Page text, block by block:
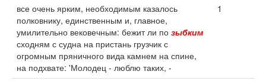
все очень ярким, необходимым казалось
полковнику, единственным и, главное,
умилительно вековечным: бежит ли по зыбким
сходням с судна на пристань грузчик с
огромным пряничного вида камнем на спине,
на подхвате: 'Молодец - люблю таких, -
1